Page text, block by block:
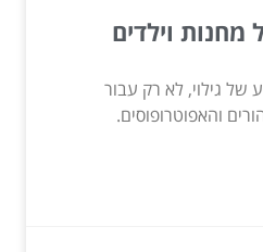
מחנות וילדים
של גילוי, לא רק עבור
והאפוטרופוסים.